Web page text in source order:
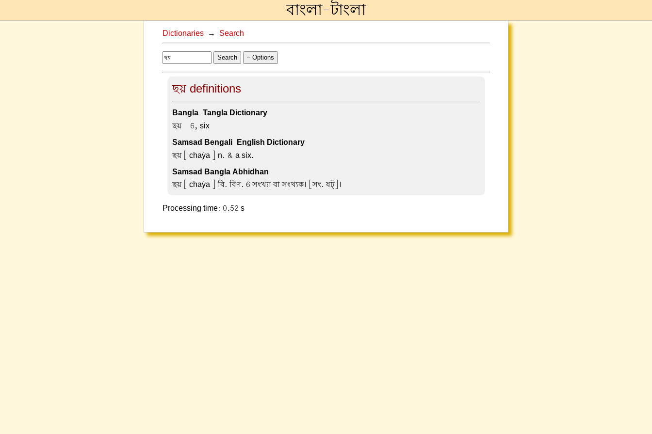
বাংলা-টাংলা
Dictionaries→ Search
Search – Options
ছয় definitions
Bangla-Tangla Dictionary
ছয় – 6, six
Samsad Bengali-English Dictionary
ছয়[ chaẏa ] n. & a six.
Samsad Bangla Abhidhan
ছয়[ chaẏa ] বি. বিণ. 6 সংখ্যা বা সংখ্যক। [সং. ষট্]।
Processing time: 0.52 s